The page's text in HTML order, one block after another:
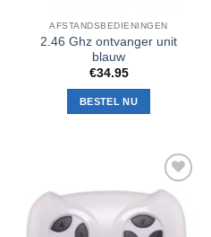
AFSTANDSBEDIENINGEN
2.46 Ghz ontvanger unit
blauw
€34.95
BESTEL NU
Toevoegen
verlanglijst